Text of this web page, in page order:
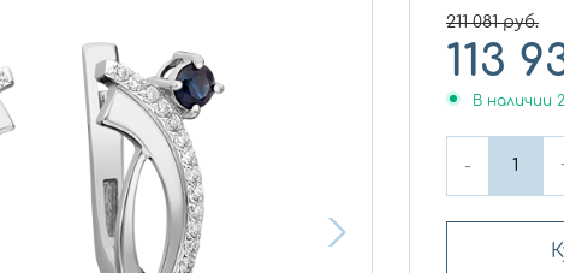
211 081руб.
113
В наличии 2
-